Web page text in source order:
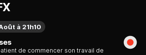
de commencer son travail de
à 21h10